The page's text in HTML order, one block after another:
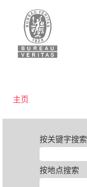
主页
按关键字搜索
按地点搜索